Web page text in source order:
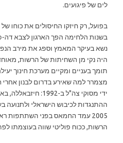
לים של פיגועים.
בפועל, רק חיזקו החיסולים את כוחו
בשנות הלחימה הפך הארגון לצבא
נשא בעיקר המאמץ וספג את מירב
היה נקי מן השחיתות של הרשות,
תומך בעניים ומקיים מערכת חינוך
מצמרר למה שאירע בדרום לבנון אחרי
ידי מסוקי צה"ל ב-
ההתנגדות לכיבוש הישראלי ולתנועה
2005 עמד החמאס בפני השתתפות
הרשות, ככוח פוליטי שווה בעוצמתו